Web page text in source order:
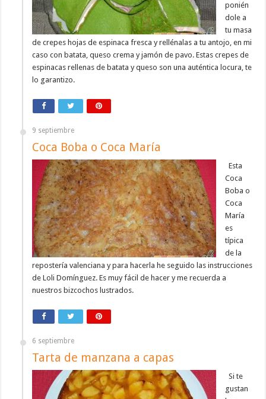
ponién
dole a
tu masa
de crepes hojas de espinaca fresca y rellénalas a tu antojo, en mi
caso con batata, queso crema y jamón de pavo. Estas crepes de
espinacas rellenas de batata y queso son una auténtica locura, te
lo garantizo.
9 septiembre
Coca Boba o Coca María
Esta
Coca
Boba o
Coca
María
es
típica
de la
repostería valenciana y para hacerla he seguido las instrucciones
de Loli Domínguez. Es muy fácil de hacer y me recuerda a
nuestros bizcochos lustrados.
6 septiembre
Tarta de manzana a capas
Si te
gustan